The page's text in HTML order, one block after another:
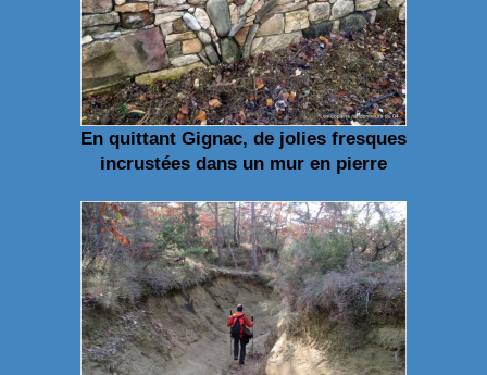
En quittant Gignac, de jolies fresques
incrustées dans un mur en pierre